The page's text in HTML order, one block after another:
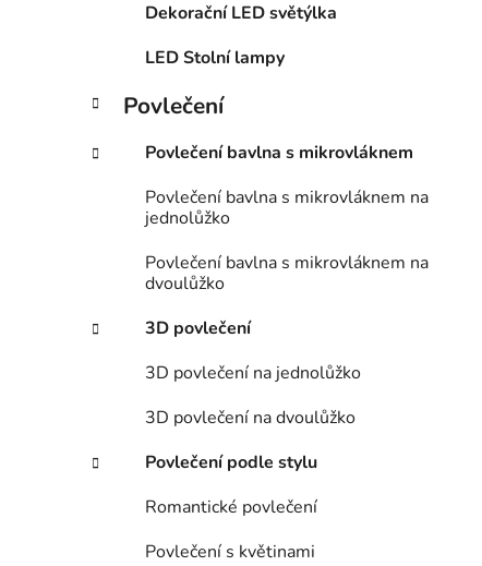
l
Dekorační LED světýlka
LED Stolní lampy
Povlečení
Povlečení bavlna s mikrovláknem
Povlečení bavlna s mikrovláknem na
jednolůžko
Povlečení bavlna s mikrovláknem na
dvoulůžko
3D povlečení
3D povlečení na jednolůžko
3D povlečení na dvoulůžko
Povlečení podle stylu
Romantické povlečení
Povlečení s květinami